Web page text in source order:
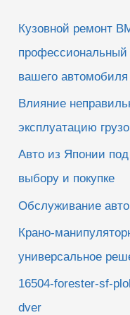
Кузовной ремонт
профессиональный
вашего автомобиля
Влияние
эксплуатацию
Авто из Японии под
выбору и покупке
Обслуживание
Крано-
универсальное
16504-forester-sf-
dver